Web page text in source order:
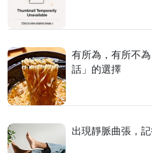
有所為，有所不
話」的選擇
出現靜脈曲張，